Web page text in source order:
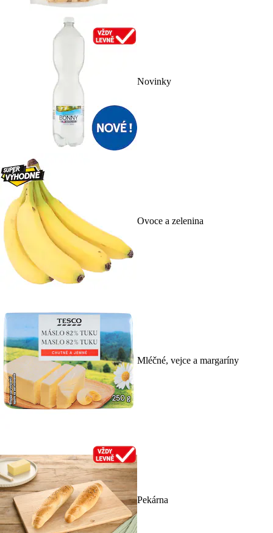
Novinky
Ovoce a zelenina
Mléčné, vejce a margaríny
Pekárna